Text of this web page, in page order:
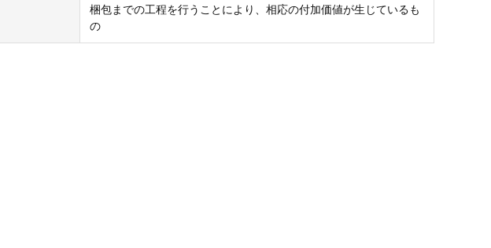
梱包までの工程を行うことにより、相応の付加価値が生じているも
の